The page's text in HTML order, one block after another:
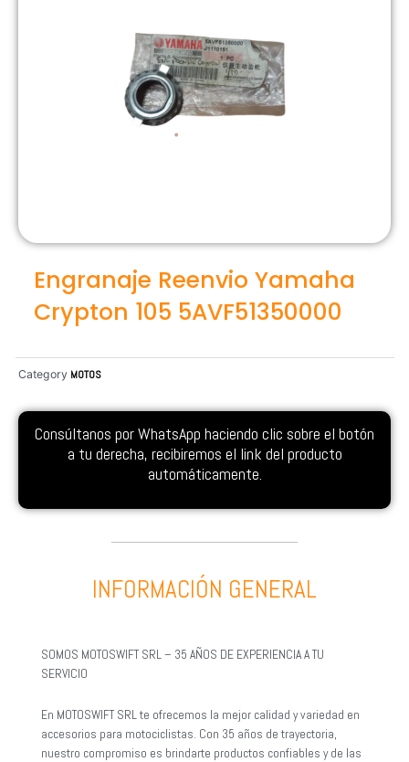
Engranaje Reenvio Yamaha
Crypton 105 5AVF51350000
Category MOTOS
Consúltanos por WhatsApp haciendo clic sobre el botón
a tu derecha, recibiremos el link del producto
automáticamente.
INFORMACIÓN GENERAL
SOMOS MOTOSWIFT SRL – 35 AÑOS DE EXPERIENCIA A TU
SERVICIO
En MOTOSWIFT SRL te ofrecemos la mejor calidad y variedad en
accesorios para motociclistas. Con 35 años de trayectoria,
nuestro compromiso es brindarte productos confiables y de las